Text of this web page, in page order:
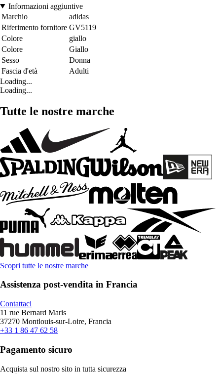
Informazioni aggiuntive
Marchio
adidas
Riferimento fornitore GV5119
Colore
giallo
Colore
Giallo
Sesso
Donna
Fascia d'età
Adulti
Loading...
Loading...
Tutte le nostre marche
Scopri tutte le nostre marche
Assistenza post-vendita in Francia
Contattaci
11 rue Bernard Maris
37270 Montlouis-sur-Loire, Francia
+33 1 86 47 62 58
Pagamento sicuro
Acquista sul nostro sito in tutta sicurezza